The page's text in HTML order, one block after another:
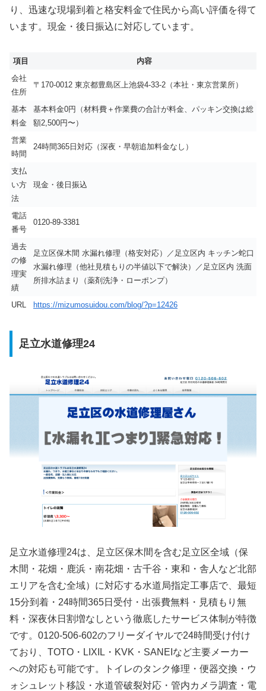
り、迅速な現場到着と格安料金で住民から高い評価を得て
います。現金・後日振込に対応しています。
項目
内容
会社
住所
〒170-0012 東京都豊島区上池袋4-33-2（本社・東京営業所）
基本
料金
基本料金0円（材料費＋作業費の合計が料金、パッキン交換は総
額2,500円〜）
営業
時間
24時間365日対応（深夜・早朝追加料金なし）
支払
い方
法
現金・後日振込
電話
番号
0120-89-3381
過去
の修
理実
績
足立区保木間 水漏れ修理（格安対応）／足立区内 キッチン蛇口
水漏れ修理（他社見積もりの半値以下で解決）／足立区内 洗面
所排水詰まり（薬剤洗浄・ローポンプ）
URL https://mizumosuidou.com/blog/?p=12426
足立水道修理24
足立水道修理24は、足立区保木間を含む足立区全域（保
木間・花畑・鹿浜・南花畑・古千谷・東和・舎人など北部
エリアを含む全域）に対応する水道局指定工事店で、最短
15分到着・24時間365日受付・出張費無料・見積もり無
料・深夜休日割増なしという徹底したサービス体制が特徴
です。0120-506-602のフリーダイヤルで24時間受け付け
ており、TOTO・LIXIL・KVK・SANEIなど主要メーカー
への対応も可能です。トイレのタンク修理・便器交換・ウ
ォシュレット移設・水道管破裂対応・管内カメラ調査・電